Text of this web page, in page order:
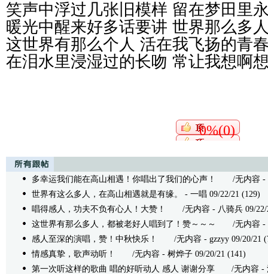
笑声中浮过几张旧模样 留在梦田里
暖光中醒来好多话要讲 世界那么多
这世界有那么个人 活在我飞扬的青
在泪水里浸湿过的长吻 常让我想啊
0%(0)
多幸运我们能在高山相遇！你唱出了我们的心声！
/无内容 -
世界有这么多人，在高山相遇就是有缘。
- 一唱 09/22/21 (129)
唱得感人，功夫不负有心人！大赞！
/无内容 - 八骑兵 09/22/
这世界有那么多人，都被老好人唱到了！赞～～～
/无内容 -
感人至深的演唱，赞！中秋快乐！
/无内容 - gzzyy 09/20/21
情感真挚，歌声动听！
/无内容 - 树烨子 09/20/21 (141)
第一次听这样的歌曲 唱的好听动人 感人 谢谢分享 /无内容 -